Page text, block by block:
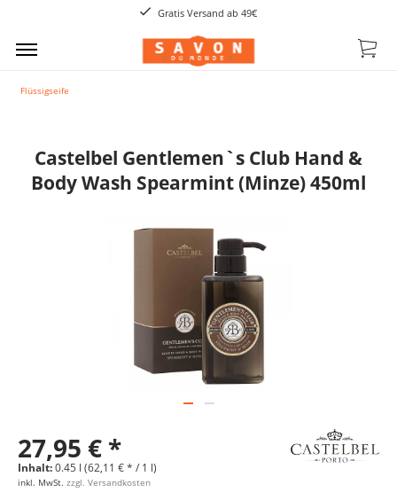
Gratis Versand ab 49€
Flüssigseife
Castelbel Gentlemen`s Club Hand &
Body Wash Spearmint (Minze) 450ml
27,95 € *
Inhalt:0.45 l (62,11 € * / 1 l)
inkl. MwSt. zzgl. Versandkosten